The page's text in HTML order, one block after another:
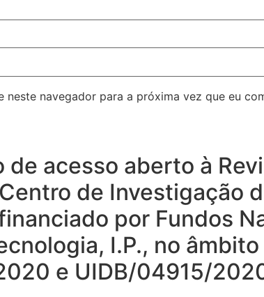
neste navegador para a próxima vez que eu
acesso aberto à
de Investigação
por Fundos
I.P., no
e UIDB/04915/